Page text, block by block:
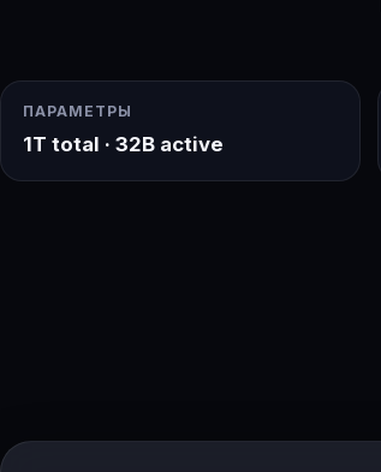
ПАРАМЕТРЫ
1T total · 32B active